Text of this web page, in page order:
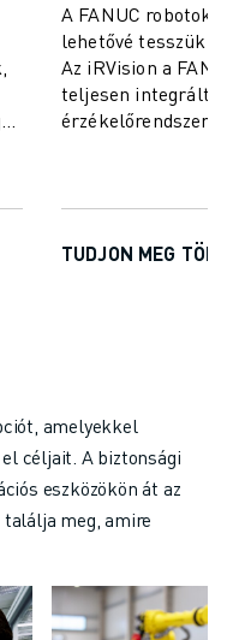
A FANUC robotok
lehetővé tesszük,
Az iRVision a
teljesen integrált
TUDJON MEG
amelyekkel
céljait. A biztonsági
eszközökön át az
meg, amire